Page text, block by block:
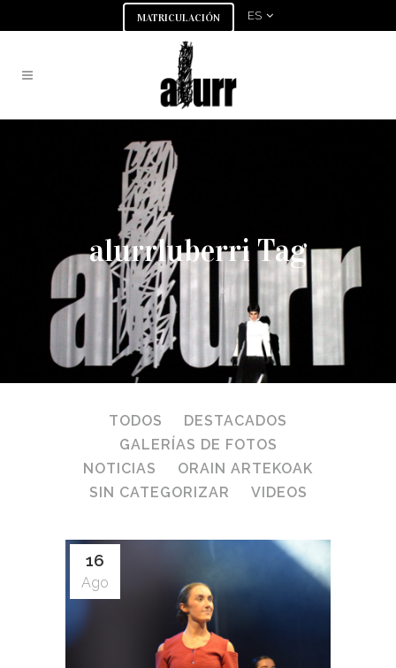
MATRICULACIÓN ES
alurrluberri Tag
TODOS
DESTACADOS
GALERÍAS DE FOTOS
NOTICIAS
ORAIN ARTEKOAK
SIN CATEGORIZAR
VIDEOS
16
Ago